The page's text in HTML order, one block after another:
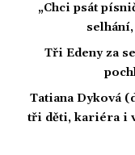
„Chci psát
Tři Edeny za
Tatiana Dyková
tři děti, kariéra i